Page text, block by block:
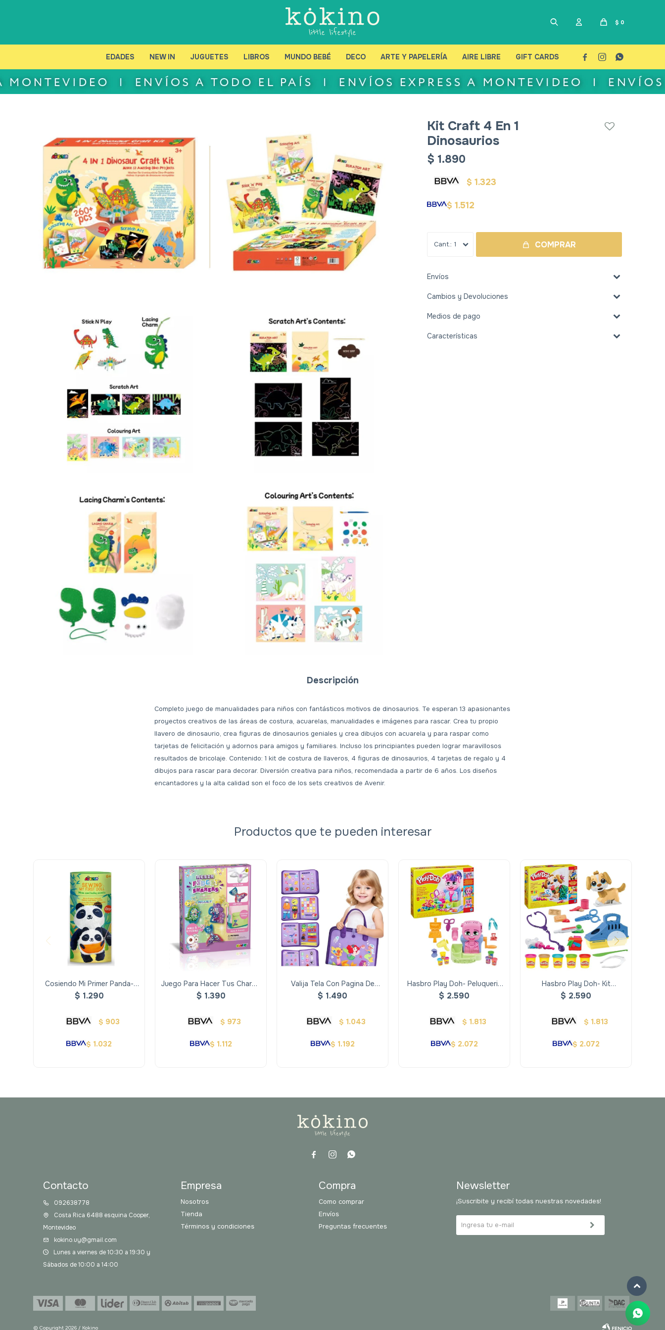
EDADES NEW IN JUGUETES LIBROS MUNDO BEBÉ DECO ARTE Y PAPELERÍA AIRE LIBRE GIFT CARDS
$ 0
  
Kit Craft 4 En 1
Dinosaurios
$ 1.890
$ 1.323
$ 1.512
1 COMPRAR
Envíos
Cambios y Devoluciones
Medios de pago
Características
Descripción
Completo juego de manualidades para niños con fantásticos motivos de dinosaurios. Te esperan 13 apasionantes
proyectos creativos de las áreas de costura, acuarelas, manualidades e imágenes para rascar. Crea tu propio
llavero de dinosaurio, crea figuras de dinosaurios geniales y crea dibujos con acuarela y para raspar como
tarjetas de felicitación y adornos para amigos y familiares. Incluso los principiantes pueden lograr maravillosos
resultados de bricolaje. Contenido: 1 kit de costura de llaveros, 4 figuras de dinosaurios, 4 tarjetas de regalo y 4
dibujos para rascar para decorar. Diversión creativa para niños, recomendada a partir de 6 años. Los diseños
encantadores y la alta calidad son el foco de los sets creativos de Avenir.
Productos que te pueden interesar
Cosiendo Mi Primer Panda-
Avenir
$ 1.290
$ 903
$ 1.032
Juego Para Hacer Tus Charms
De Resina
$ 1.390
$ 973
$ 1.112
Valija Tela Con Pagina De
Actividades Sirena
$ 1.490
$ 1.043
$ 1.192
Hasbro Play Doh- Peluqueria
Con Estilo
$ 2.590
$ 1.813
$ 2.072
Hasbro Play Doh- Kit
Veterinario
$ 2.590
$ 1.813
$ 2.072
  
Contacto
092638778
Costa Rica 6488 esquina Cooper,
Montevideo
kokino.uy@gmail.com
Lunes a viernes de 10:30 a 19:30 y
Sábados de 10:00 a 14:00
Empresa
Nosotros
Tienda
Términos y condiciones
Compra
Como comprar
Envíos
Preguntas frecuentes
Newsletter
¡Suscribite y recibí todas nuestras novedades!
© Copyright 2026 / Kokino